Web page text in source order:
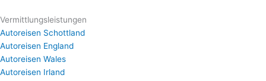
Vermittlungsleistungen
Autoreisen Schottland
Autoreisen England
Autoreisen Wales
Autoreisen Irland